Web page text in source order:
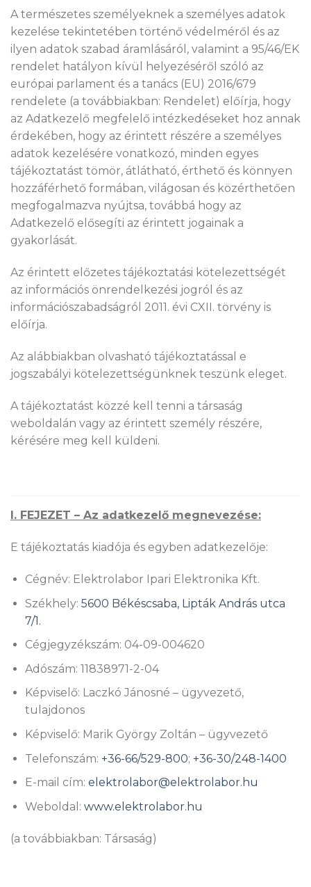
A természetes személyeknek a személyes adatok
kezelése tekintetében történő védelméről és az
ilyen adatok szabad áramlásáról, valamint a 95/46/EK
rendelet hatályon kívül helyezéséről szóló az
európai parlament és a tanács (EU) 2016/679
rendelete (a továbbiakban: Rendelet) előírja, hogy
az Adatkezelő megfelelő intézkedéseket hoz annak
érdekében, hogy az érintett részére a személyes
adatok kezelésére vonatkozó, minden egyes
tájékoztatást tömör, átlátható, érthető és könnyen
hozzáférhető formában, világosan és közérthetően
megfogalmazva nyújtsa, továbbá hogy az
Adatkezelő elősegíti az érintett jogainak a
gyakorlását.
Az érintett előzetes tájékoztatási kötelezettségét
az információs önrendelkezési jogról és az
információszabadságról 2011. évi CXII. törvény is
előírja.
Az alábbiakban olvasható tájékoztatással e
jogszabályi kötelezettségünknek teszünk eleget.
A tájékoztatást közzé kell tenni a társaság
weboldalán vagy az érintett személy részére,
kérésére meg kell küldeni.
I. FEJEZET – Az adatkezelő megnevezése:
E tájékoztatás kiadója és egyben adatkezelője:
Cégnév: Elektrolabor Ipari Elektronika Kft.
Székhely: 5600 Békéscsaba, Lipták András utca
7/1.
Cégjegyzékszám: 04-09-004620
Adószám: 11838971-2-04
Képviselő: Laczkó Jánosné – ügyvezető,
tulajdonos
Képviselő: Marik György Zoltán – ügyvezető
Telefonszám: +36-66/529-800; +36-30/248-1400
E-mail cím: elektrolabor@elektrolabor.hu
Weboldal: www.elektrolabor.hu
(a továbbiakban: Társaság)